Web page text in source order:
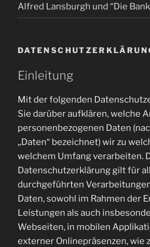
Alfred Lansburgh und “Die
Einleitung
Mit der folgenden
Sie darüber aufklären, welche
personenbezogenen Daten
„Daten“ bezeichnet) wir zu
welchem Umfang verarbeiten.
Datenschutzerklärung gilt für
durchgeführten
Daten, sowohl im Rahmen der
Leistungen als auch
Webseiten, in mobilen
externer Onlinepräsenzen, wie